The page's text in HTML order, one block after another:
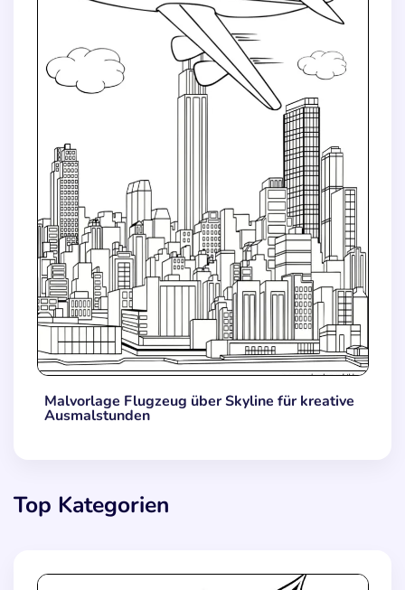
Malvorlage Flugzeug über Skyline für kreative
Ausmalstunden
Top Kategorien